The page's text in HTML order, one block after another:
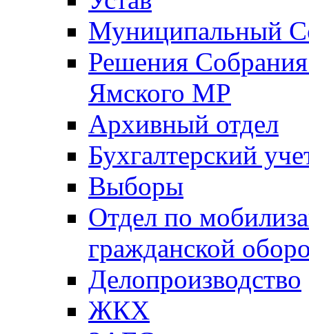
Муниципальный
Решения
Ямского МР
Архивный отдел
Бухгалтерский
Выборы
Отдел по
гражданской
Делопроизводство
ЖКХ